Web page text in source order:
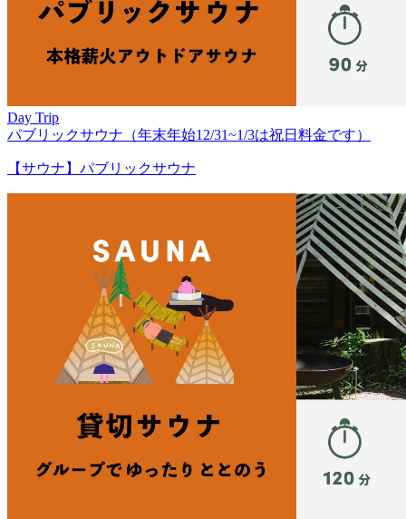
Day Trip
パブリックサウナ（年末年始12/31~1/3は祝日料金です）
【サウナ】パブリックサウナ